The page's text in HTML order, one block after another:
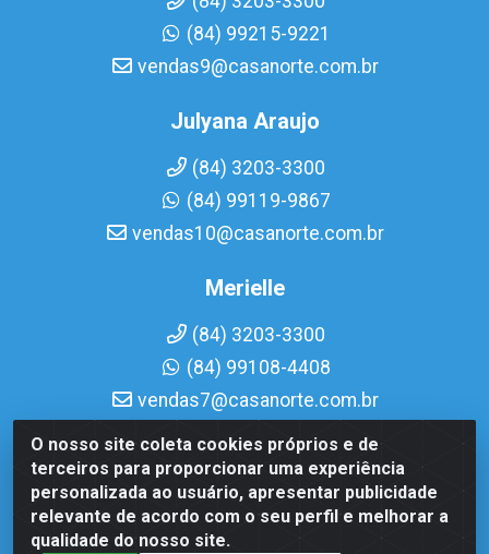
O nosso site coleta cookies próprios e de
terceiros para proporcionar uma experiência
personalizada ao usuário, apresentar publicidade
relevante de acordo com o seu perfil e melhorar a
qualidade do nosso site.
(84) 99215-9221
vendas9@casanorte.com.br
Julyana Araujo
(84) 3203-3300
(84) 99119-9867
vendas10@casanorte.com.br
Merielle
(84) 3203-3300
(84) 99108-4408
vendas7@casanorte.com.br
Casa Norte LTDA - Av. Interventor Mário Câmara, 1815 -
Dix-Sept Rosado, Natal/RN - CEP 59054-600 - CNPJ
08.713.513/0001-51